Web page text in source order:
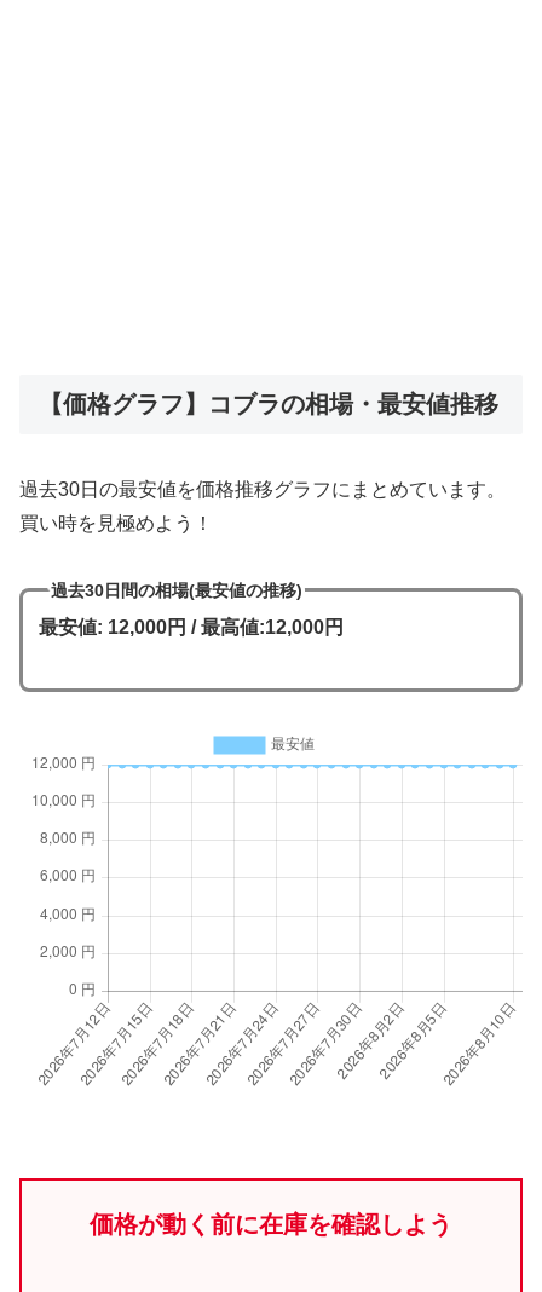
【価格グラフ】コブラの相場・最安値推移
過去30日の最安値を価格推移グラフにまとめています。
買い時を見極めよう！
過去30日間の相場(最安値の推移)
最安値: 12,000円 / 最高値:12,000円
価格が動く前に在庫を確認しよう